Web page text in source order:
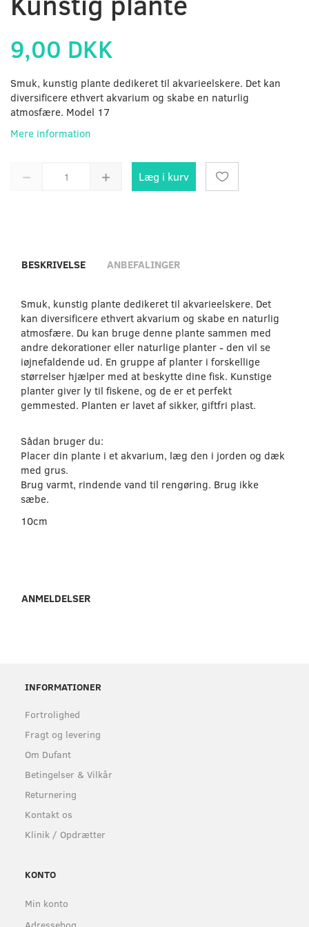
9,00 DKK
Smuk, kunstig plante dedikeret til akvarieelskere. Det kan
diversificere ethvert akvarium og skabe en naturlig
atmosfære. Model 17
Mere information
Læg i kurv
BESKRIVELSE ANBEFALINGER
Smuk, kunstig plante dedikeret til akvarieelskere. Det
kan diversificere ethvert akvarium og skabe en naturlig
atmosfære. Du kan bruge denne plante sammen med
andre dekorationer eller naturlige planter - den vil se
iøjnefaldende ud. En gruppe af planter i forskellige
størrelser hjælper med at beskytte dine fisk. Kunstige
planter giver ly til fiskene, og de er et perfekt
gemmested. Planten er lavet af sikker, giftfri plast.
Sådan bruger du:
Placer din plante i et akvarium, læg den i jorden og dæk
med grus.
Brug varmt, rindende vand til rengøring. Brug ikke
sæbe.
10cm
ANMELDELSER
INFORMATIONER
Fortrolighed
Fragt og levering
Om Dufant
Betingelser & Vilkår
Returnering
Kontakt os
Klinik / Opdrætter
KONTO
Min konto
Adressebog